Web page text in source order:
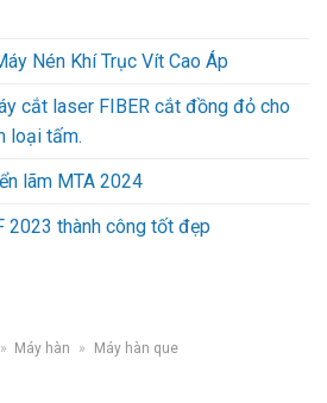
Nén Khí Trục Vít Cao Áp
cắt laser FIBER cắt đồng đỏ cho
loại tấm.
lãm MTA 2024
2023 thành công tốt đẹp
» Máy hàn » Máy hàn que